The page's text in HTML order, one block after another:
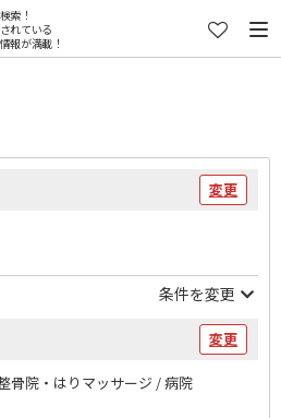
索！
れている
報が満載！
変更
条件を変更
変更
骨院・はりマッサージ / 病院